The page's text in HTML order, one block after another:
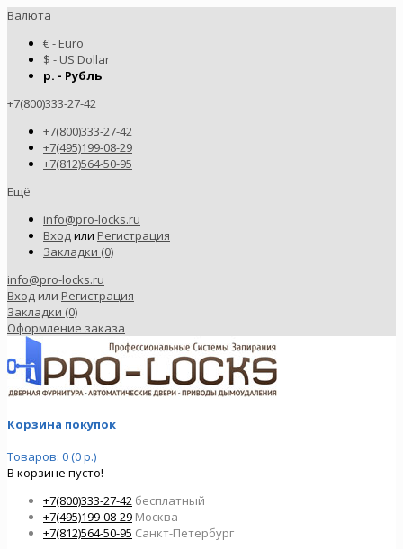
Валюта
€ - Euro
$ - US Dollar
р. - Рубль
+7(800)333-27-42
+7(800)333-27-42
+7(495)199-08-29
+7(812)564-50-95
Ещё
info@pro-locks.ru
Входили Регистрация
Закладки (0)
info@pro-locks.ru
Вход или Регистрация
Закладки (0)
Оформление заказа
Корзина покупок
Товаров: 0 (0 р.)
В корзине пусто!
+7(800)333-27-42 бесплатный
+7(495)199-08-29 Москва
+7(812)564-50-95 Санкт-Петербург